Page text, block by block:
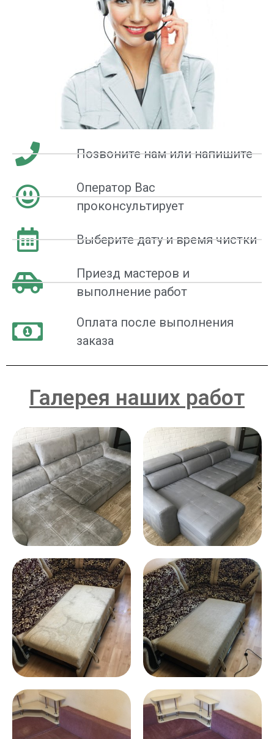
Позвоните нам или напишите
Оператор Вас
проконсультирует
Выберите дату и время чистки
Приезд мастеров и
выполнение работ
Оплата после выполнения
заказа
Галерея наших работ